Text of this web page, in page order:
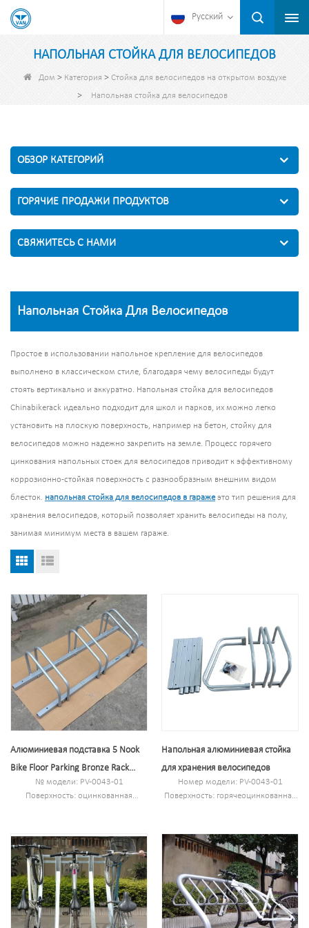
Русский
НАПОЛЬНАЯ СТОЙКА ДЛЯ ВЕЛОСИПЕДОВ
Дом > Категория > Стойка для велосипедов на открытом воздухе
> Напольная стойка для велосипедов
ОБЗОР КАТЕГОРИЙ
ГОРЯЧИЕ ПРОДАЖИ ПРОДУКТОВ
СВЯЖИТЕСЬ С НАМИ
Напольная Стойка Для Велосипедов
Простое в использовании напольное крепление для велосипедов
выполнено в классическом стиле, благодаря чему велосипеды будут
стоять вертикально и аккуратно. Напольная стойка для велосипедов
Chinabikerack идеально подходит для школ и парков, их можно легко
установить на плоскую поверхность, например на бетон, стойку для
велосипедов можно надежно закрепить на земле. Процесс горячего
цинкования напольных стоек для велосипедов приводит к эффективному
коррозионно-стойкая поверхность с разнообразным внешним видом
блесток. напольная стойка для велосипедов в гаражеэто тип решения для
хранения велосипедов, который позволяет хранить велосипеды на полу,
занимая минимум места в вашем гараже.
Алюминиевая подставка 5 Nook
Bike Floor Parking Bronze Rack
Hoop Freestyle
№ модели: PV-0043-01
Поверхность: оцинкованная
индивидуальному заказу
С.В/Г.В: 4.57кг/5.03кг
Вместимость: 3 велосипеда
Напольная алюминиевая стойка
для хранения велосипедов
Номер модели: PV-0043-01
Поверхность: горячеоцинкованная
Н.В/Г.В: 4,57 кг/5,03 кг
Вместимость:3 велосипеда